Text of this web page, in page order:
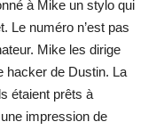
à Mike un stylo qui
Le numéro n’est pas
Mike les dirige
hacker de Dustin. La
étaient prêts à
impression de